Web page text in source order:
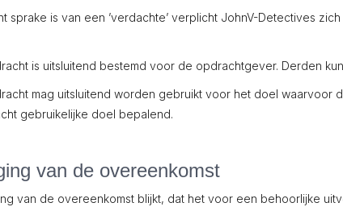
is van een ’verdachte’ verplicht JohnV-Detectives
is uitsluitend bestemd voor de opdrachtgever. Derden
mag uitsluitend worden gebruikt voor het doel waarvoor
gebruikelijke doel bepalend.
van de overeenkomst
de overeenkomst blijkt, dat het voor een behoorlijke